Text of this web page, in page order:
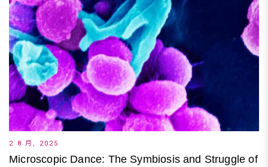
2 8 月, 2025
Microscopic Dance: The Symbiosis and Struggle of